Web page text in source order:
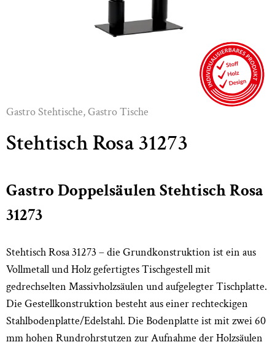
Gastro Stehtische, Gastro Tische
Stehtisch Rosa 31273
Gastro Doppelsäulen Stehtisch Rosa
31273
Stehtisch Rosa 31273 – die Grundkonstruktion ist ein aus
Vollmetall und Holz gefertigtes Tischgestell mit
gedrechselten Massivholzsäulen und aufgelegter Tischplatte.
Die Gestellkonstruktion besteht aus einer rechteckigen
Stahlbodenplatte/Edelstahl. Die Bodenplatte ist mit zwei 60
mm hohen Rundrohrstutzen zur Aufnahme der Holzsäulen